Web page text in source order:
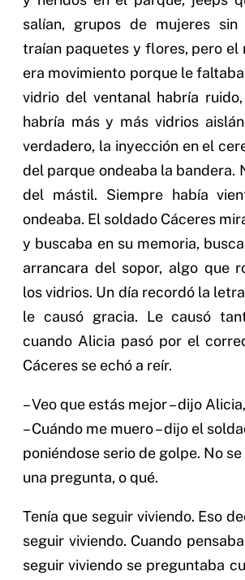
salían, grupos de mujeres sin
traían paquetes y flores, pero el
era movimiento porque le
vidrio del ventanal habría
habría más y más vidrios
verdadero, la inyección en el
del parque ondeaba la bandera.
del mástil. Siempre había
ondeaba. El soldado Cáceres
y buscaba en su memoria,
arrancara del sopor, algo que
los vidrios. Un día recordó la
le causó gracia. Le causó
cuando Alicia pasó por el
Cáceres se echó a reír.
– Veo que estás mejor – dijo
– Cuándo me muero – dijo el
poniéndose serio de golpe. No se
una pregunta, o qué.
Tenía que seguir viviendo. Eso
seguir viviendo. Cuando
seguir viviendo se preguntaba